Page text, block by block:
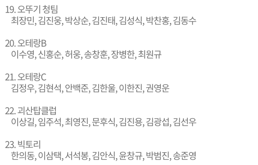
19. 오뚜기 청팀
최장민, 김진웅, 박상순, 김진태, 김성식, 박찬홍, 김동수
20. 오테랑B
이수영, 신홍순, 허웅, 송창훈, 장병한, 최원규
21. 오테랑C
김정우, 김현석, 안백준, 김한울, 이한진, 권영운
22. 괴산탑클럽
이상길, 임주석, 최영진, 문후식, 김진용, 김광섭, 김선우
23. 빅토리
한의동, 이삼택, 서석봉, 김안식, 윤창규, 박범진, 송준영